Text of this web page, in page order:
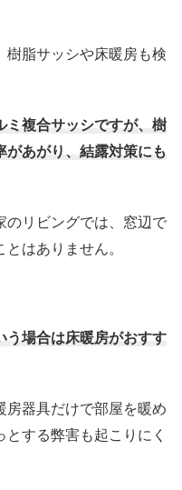
樹脂サッシや床暖房も検
ミ複合サッシですが、樹
あがり、 結露対策にも
のリビングでは、窓辺で
はありません。
う場合は床暖房がおすす
房器具だけで部屋を暖め
する弊害も起こりにく